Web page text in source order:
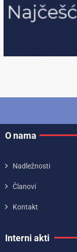
O nama
Nadležnosti
Članovi
Kontakt
Interni akti